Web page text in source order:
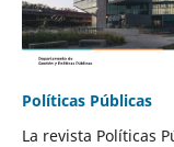
Políticas Públicas
La revista Políticas